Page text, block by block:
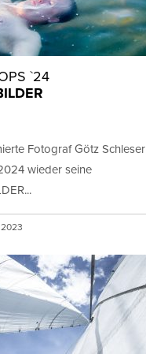
`24
Fotograf Götz Schleser
wieder seine